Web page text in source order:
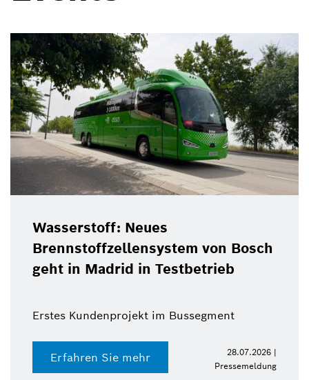
Wasserstoff: Neues
Brennstoffzellensystem von Bosch
geht in Madrid in Testbetrieb
Erstes Kundenprojekt im Bussegment
Erfahren Sie mehr
28.07.2026 |
Pressemeldung